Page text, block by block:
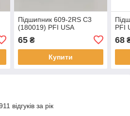
Підшипник 609-2RS C3
(180019) PFI USA
65₴
Купити
PFI
68
відгуків за рік